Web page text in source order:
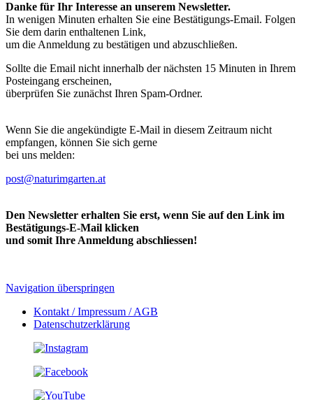
Danke für Ihr Interesse an unserem Newsletter.
In wenigen Minuten erhalten Sie eine Bestätigungs-Email. Folgen
Sie dem darin enthaltenen Link,
um die Anmeldung zu bestätigen und abzuschließen.
Sollte die Email nicht innerhalb der nächsten 15 Minuten in Ihrem
Posteingang erscheinen,
überprüfen Sie zunächst Ihren Spam-Ordner.
Wenn Sie die angekündigte E-Mail in diesem Zeitraum nicht
empfangen, können Sie sich gerne
bei uns melden:
post@naturimgarten.at
Den Newsletter erhalten Sie erst, wenn Sie auf den Link im
Bestätigungs-E-Mail klicken
und somit Ihre Anmeldung abschliessen!
Navigation überspringen
Kontakt / Impressum / AGB
Datenschutzerklärung